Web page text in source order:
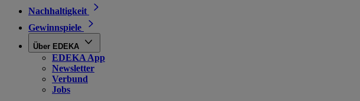
Nachhaltigkeit
Gewinnspiele
Über EDEKA
EDEKA App
Newsletter
Verbund
Jobs